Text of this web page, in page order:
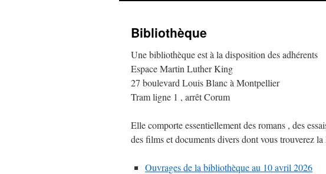
contenu
Bibliothèque
Une bibliothèque est à la disposition des adhérents
Espace Martin Luther King
27 boulevard Louis Blanc à Montpellier
Tram ligne 1 , arrêt Corum
Elle comporte essentiellement des romans , des
des films et documents divers dont vous trouverez la
Ouvrages de la bibliothèque au 10 avril 2026